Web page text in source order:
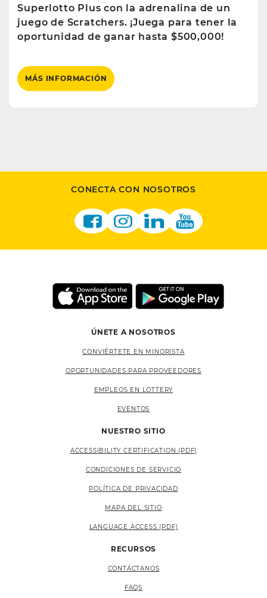
Superlotto Plus con la adrenalina de un
juego de Scratchers. ¡Juega para tener la
oportunidad de ganar hasta $500,000!
MÁS INFORMACIÓN
CONECTA CON NOSOTROS
ÚNETE A NOSOTROS
CONVIÉRTETE EN MINORISTA
OPORTUNIDADES PARA PROVEEDORES
EMPLEOS EN LOTTERY
EVENTOS
NUESTRO SITIO
ACCESSIBILITY CERTIFICATION (PDF)
CONDICIONES DE SERVICIO
POLÍTICA DE PRIVACIDAD
MAPA DEL SITIO
LANGUAGE ACCESS (PDF)
RECURSOS
CONTÁCTANOS
FAQS